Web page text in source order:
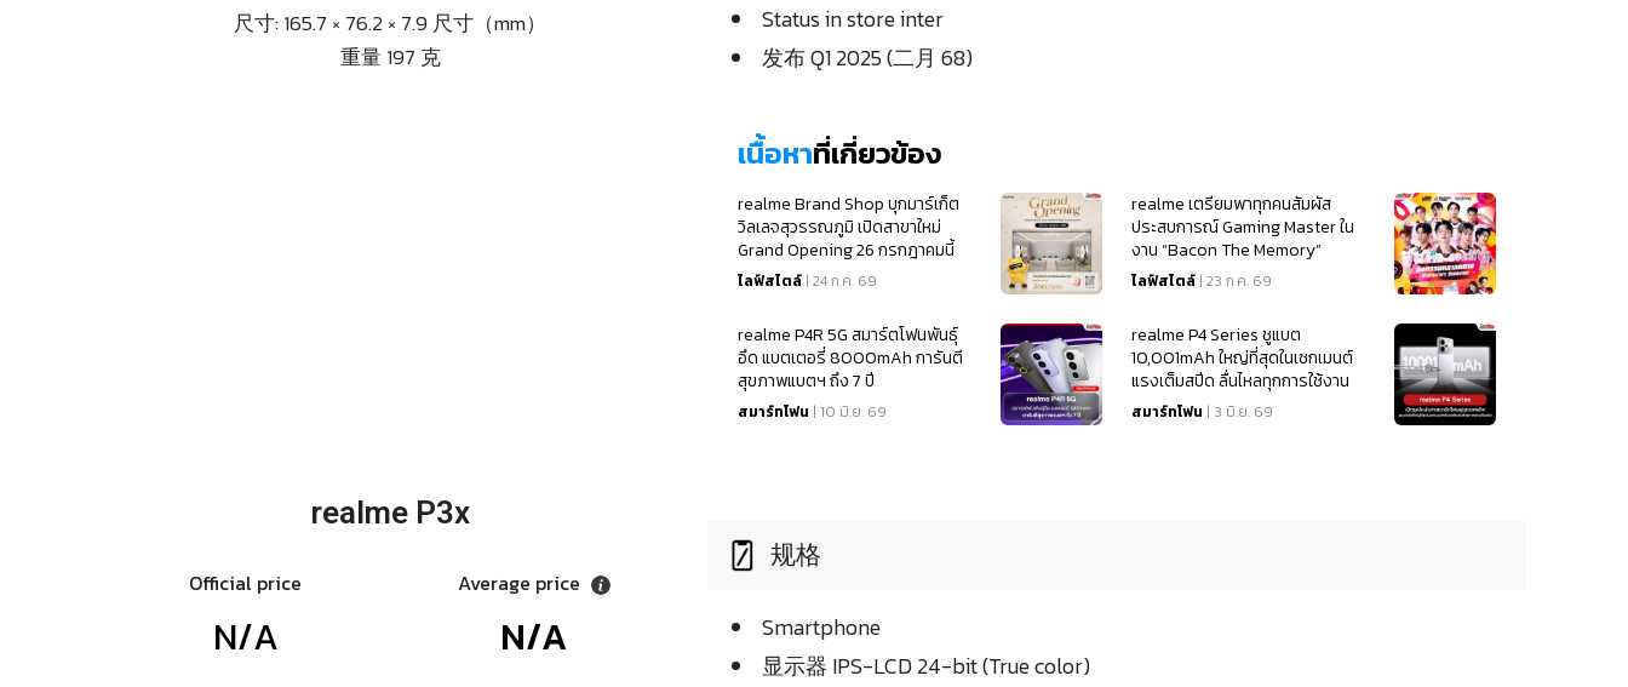
尺寸: 165.7 × 76.2 × 7.9 尺寸（mm）
重量 197 克
realme P3x
Official price
N/A
Average price
N/A
Status in store inter
发布 Q1 2025 (二月 68)
เนื้อหาที่เกี่ยวข้อง
realme Brand Shop บุกมาร์เก็ต
วิลเลจสุวรรณภูมิ เปิดสาขาใหม่
Grand Opening 26 กรกฎาคมนี้
ไลฟ์สไตล์ | 24 ก.ค. 69
realme เตรียมพาทุกคนสัมผัส
ประสบการณ์ Gaming Master ใน
งาน “Bacon The Memory”
ไลฟ์สไตล์ | 23 ก.ค. 69
realme P4R 5G สมาร์ตโฟนพันธุ์
อึด แบตเตอรี่ 8000mAh การันตี
สุขภาพแบตฯ ถึง 7 ปี
สมาร์ทโฟน | 10 มิ.ย. 69
realme P4 Series ชูแบต
10,001mAh ใหญ่ที่สุดในเซกเมนต์
แรงเต็มสปีด ลื่นไหลทุกการใช้งาน
เริ่มต้น 4,499
สมาร์ทโฟน | 3 มิ.ย. 69
规格
Smartphone
显示器 IPS-LCD 24-bit (True color)